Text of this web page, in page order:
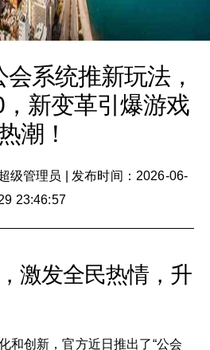
会系统推新玩法，
新变革引爆游戏
潮！
级管理员
发布时间：2026-06-
23:46:57
激发全民热情，升
和创新，官方近日推出了“公会